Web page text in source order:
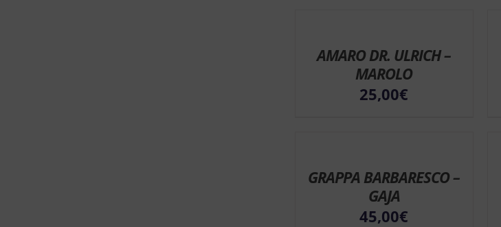
AMARO DR. ULRICH –
MAROLO
25,00€
GRAPPA BARBARESCO –
GAJA
45,00€